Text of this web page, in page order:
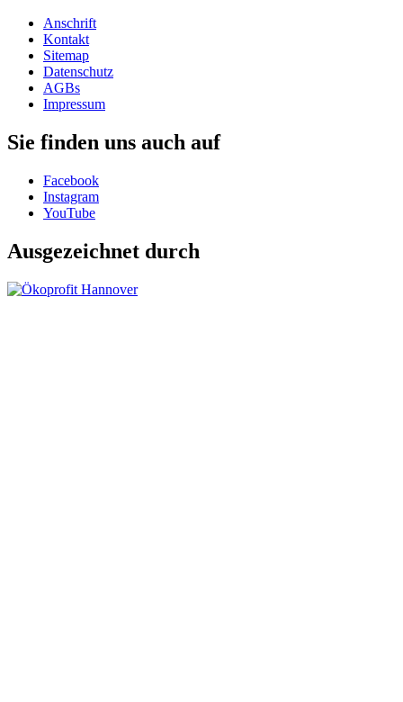
Anschrift
Kontakt
Sitemap
Datenschutz
AGBs
Impressum
Sie finden uns auch auf
Facebook
Instagram
YouTube
Ausgezeichnet durch